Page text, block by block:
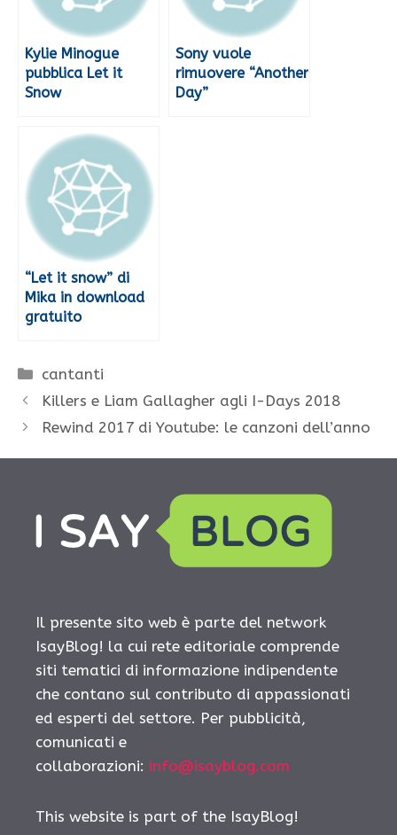
Kylie Minogue
pubblica Let it
Snow
Sony vuole
rimuovere “Another
Day”
“Let it snow” di
Mika in download
gratuito
Categorie
cantanti
Killers e Liam Gallagher agli I-Days 2018
Rewind 2017 di Youtube: le canzoni dell’anno
Il presente sito web è parte del network
IsayBlog! la cui rete editoriale comprende
siti tematici di informazione indipendente
che contano sul contributo di appassionati
ed esperti del settore. Per pubblicità,
comunicati e
collaborazioni: info@isayblog.com
This website is part of the IsayBlog!